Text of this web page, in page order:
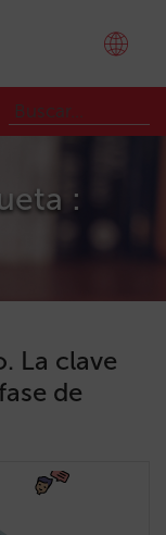
:
La clave
de